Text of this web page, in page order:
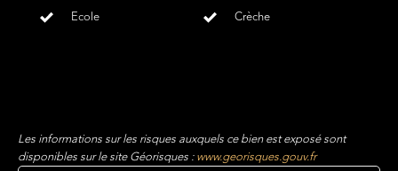
Ecole Crèche
Les informations sur les risques auxquels ce bien est exposé sont
disponibles sur le site Géorisques :www.georisques.gouv.fr